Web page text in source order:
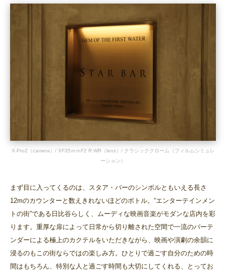
X-Pro2（camera）/ XF35ｍｍF2 R WR（lens）/ クラシッククローム（フィルムシミュレ
ーション）
まず目に入ってくるのは、スタア・バーのシンボルともいえる長さ
12mのカウンターと数えきれないほどのボトル。“エンターテインメン
トの街”である日比谷らしく、ムーディな映画音楽がモダンな店内を彩
ります。重厚な扉によって日常から切り離された空間で一流のバーテ
ンダーによる極上のカクテルをいただきながら、映画や演劇の余韻に
浸るのもこの街ならではの楽しみ方。ひとりで過ごす自分のための時
間はもちろん、特別な人と過ごす時間も大切にしてくれる、とってお